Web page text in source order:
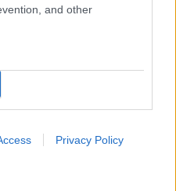
and other
Privacy Policy